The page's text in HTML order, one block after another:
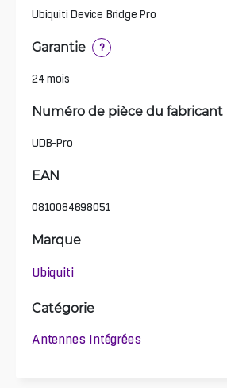
Ubiquiti Device Bridge Pro
Garantie ?
24 mois
Numéro de pièce du fabricant
UDB-Pro
EAN
0810084698051
Marque
Ubiquiti
Catégorie
Antennes Intégrées